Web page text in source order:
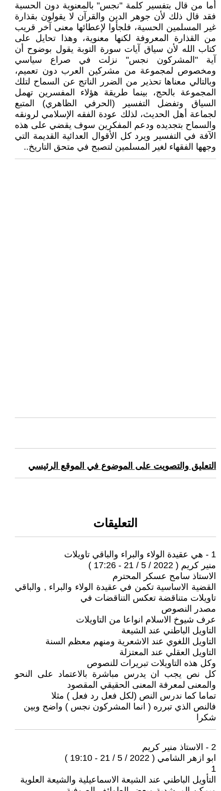
أما من قال بتفسير كلمة "نجس" بالمعنوية دون الحسية
فقد قال ذلك لأن جوهر الدين والقرآن لا يقولون بقذارة
غير المسلمين الحسية، فلجأوا لإعطائها معنى آخر قريب
من القذارة المعروفة لكنها معنوية، وهذا تحايل على
كتاب الله لأن سياق آيات سورة التوبة يقول بوضوح أن
آية "المشركون نجس" نزلت في صراع سياسي
ومخصوص لمجموعة من مشركين العرب دون تعميم،
وبالتالي معناها تحذير من الضرر الناتج عن السماح لتلك
المجموعة بالحج، بينما طريقة هؤلاء المفسرين تهمل
السياق وتفضل التفسير (الحرفي الظاهري) المتبع
لجماعة أهل الحديث، لذلك عودة الفقه الإسلامي لرونقه
والسماح بتجديده ودعم المفكرين سوف يقضي على هذه
الآفة في التفسير ويرد كل الأقوال العدائية القديمة التي
وجهها الفقهاء لغير المسلمين لتصبح في متحق التاريخ..
التعليق والتصويت على الموضوع في الموقع الرئيسي
التعليقات
1 - هي عقيدة الولاء والبراء والباقي تاويلات
منير كريم ( 2022 / 5 / 21 - 17:26 )
الاستاذ سامح عسكر المحترم
القضية الاساسية تكمن في عقيدة الولاء والبراء , والباقي
تاويلات متناقضة تعكس التناقضات في
مصدر النصوص
عرف شيوخ الاسلام انواعا من التاويلات
التاويل الباطني عند الشيعة
التاويل اللغوي عند الاشعرية ومنهم معظم السنة
التاويل العقلي عند المعتزلة
وكل هذه التاويلات تبريرات للنصوص
كل نص يجب ان يدرس مباشرة بالاعتماد على النحو
والمعنى لمعرفة المعنى الحقيقي المقصود
تماما كما ندرس النص (لكل فعل رد فعل ) مثلا
فالنص الذي تبرره ( انما المشركون نجس ) واضح وبين
شكرا
2 - الاستاذ منير كريم
ابو ازهر الشامي ( 2022 / 5 / 21 - 19:10 )
1
التأويل الباطني عند الشيعة الاسماعيلية والشيعة العلوية